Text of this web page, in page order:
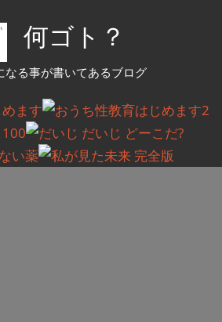
何ゴト？
なる事が書いてあるブログ